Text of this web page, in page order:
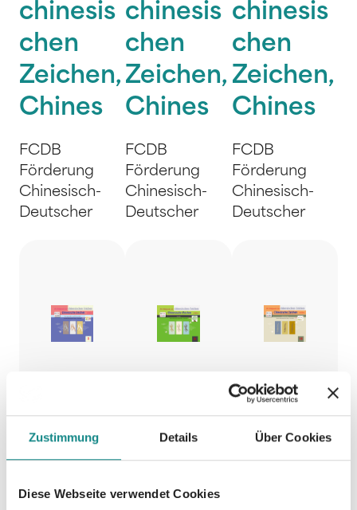
Zustimmung Details Über Cookies
Diese Webseite verwendet Cookies
chinesis
chen
Zeichen,
Chines
FCDB
Förderung
Chinesisch-
Deutscher
chinesis
chen
Zeichen,
Chines
FCDB
Förderung
Chinesisch-
Deutscher
chinesis
chen
Zeichen,
Chines
FCDB
Förderung
Chinesisch-
Deutscher